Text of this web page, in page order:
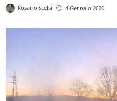
Rosario Scelsi 4 Gennaio 2020